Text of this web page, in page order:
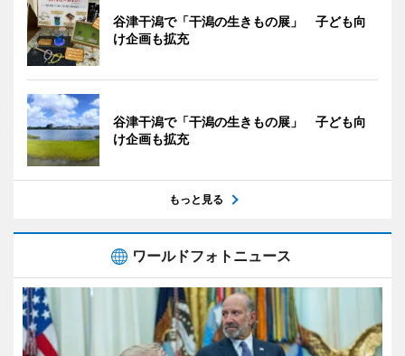
谷津干潟で「干潟の生きもの展」 子ども向
け企画も拡充
谷津干潟で「干潟の生きもの展」 子ども向
け企画も拡充
もっと見る
ワールドフォトニュース